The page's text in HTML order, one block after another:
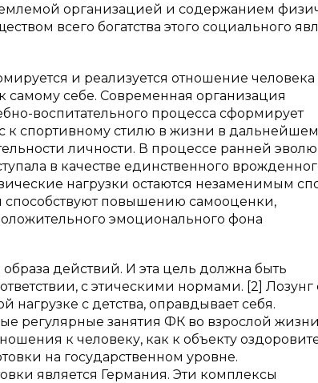
организацией и содержанием
всего богатства этого социального
и реализуется отношение человека
себе. Современная организация
воспитательного процесса сформирует
к спортивному стилю в жизни в
личности. В процессе ранней
в качестве единственного
нагрузки остаются незаменимым
способствуют повышению самооценки,
эмоционального фона
действий. И эта цель должна быть
с этическими нормами. [2] Лозунг
с детства, оправдывает себя.
регулярные занятия ФК во взрослой
к человеку, как к объекту
на государственном уровне.
является Германия. Эти комплексы